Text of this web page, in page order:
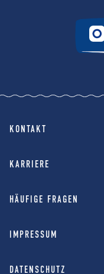
KONTAKT
KARRIERE
HÄUFIGE FRAGEN
IMPRESSUM
DATENSCHUTZ